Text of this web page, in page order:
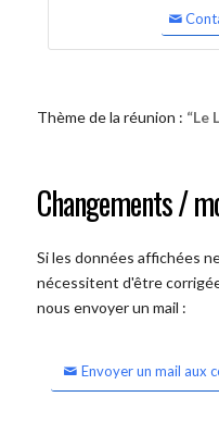
Thème de la réunion : “Le
Changements /
Si les données affichées
nécessitent d'être
nous envoyer un mail :
Envoyer un mail aux